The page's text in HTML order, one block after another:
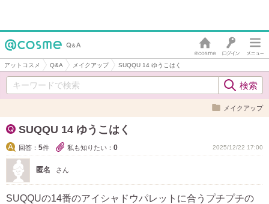
アットコスメ Q&A メイクアップ SUQQU 14 ゆうこはく
メイクアップ
SUQQU 14 ゆうこはく
回答： 5件 私も知りたい： 0 2025/12/22 17:00
匿名 さん
SUQQUの14番のアイシャドウパレットに合うプチプチの